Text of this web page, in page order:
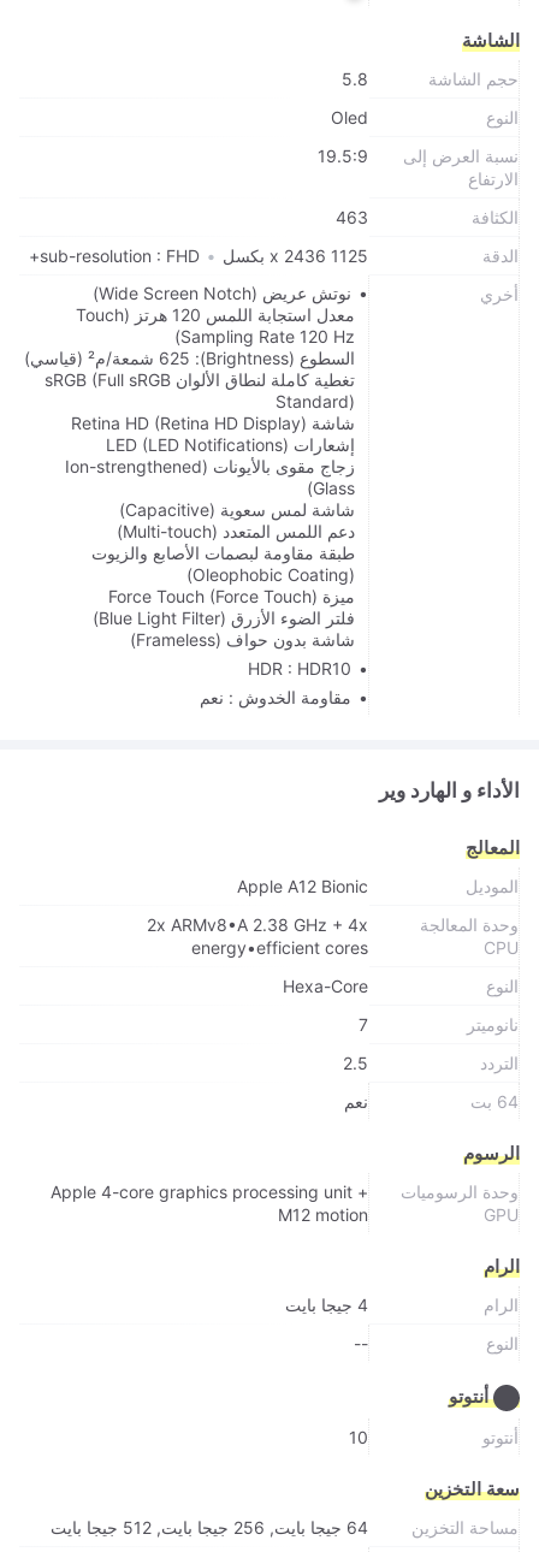
الشاشة
حجم الشاشة
5.8
النوع
Oled
نسبة العرض إلى
الارتفاع
19.5:9
الكثافة
463
الدقة
1125 x 2436 بكسل •
sub-resolution : FHD+
أخري
نوتش عريض (Wide Screen Notch)
معدل استجابة اللمس 120 هرتز (Touch
Sampling Rate 120 Hz)
السطوع (Brightness): 625 شمعة/م² (قياسي)
تغطية كاملة لنطاق الألوان sRGB (Full sRGB
Standard)
شاشة Retina HD (Retina HD Display)
إشعارات LED (LED Notifications)
زجاج مقوى بالأيونات (Ion-strengthened
Glass)
شاشة لمس سعوية (Capacitive)
دعم اللمس المتعدد (Multi-touch)
طبقة مقاومة لبصمات الأصابع والزيوت
(Oleophobic Coating)
ميزة Force Touch (Force Touch)
فلتر الضوء الأزرق (Blue Light Filter)
شاشة بدون حواف (Frameless)
HDR : HDR10
مقاومة الخدوش : نعم
الأداء و الهارد وير
المعالج
الموديل
Apple A12 Bionic
وحدة المعالجة
CPU
2x ARMv8•A 2.38 GHz + 4x
energy•efficient cores
النوع
Hexa-Core
نانوميتر
7
التردد
2.5
64 بت
نعم
الرسوم
وحدة الرسوميات
GPU
Apple 4-core graphics processing unit +
M12 motion
الرام
الرام
4 جيجا بايت
النوع
--
أنتوتو
أنتوتو 10
سعة التخزين
مساحة التخزين
64 جيجا بايت, 256 جيجا بايت, 512 جيجا بايت